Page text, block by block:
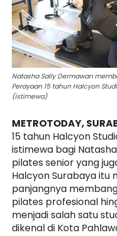
Natasha Sally Dermawan
Perayaan 15 tahun Halcyon
(istimewa)
METROTODAY,
15 tahun Halcyon
istimewa bagi
pilates senior yang
Halcyon Surabaya itu
panjangnya
pilates profesional
menjadi salah satu
dikenal di Kota